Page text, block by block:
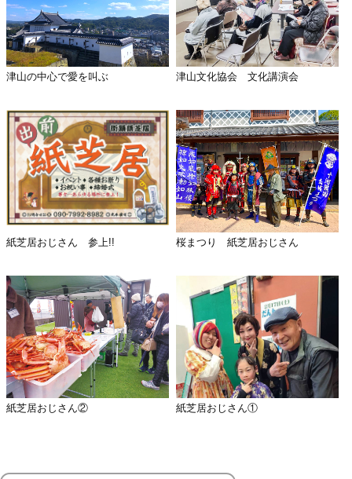
津山の中心で愛を叫ぶ 津山文化協会 文化講演会
紙芝居おじさん 参上!! 桜まつり 紙芝居おじさん
紙芝居おじさん② 紙芝居おじさん①